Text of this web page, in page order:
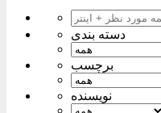
دسته بندی
برچسب
نویسنده